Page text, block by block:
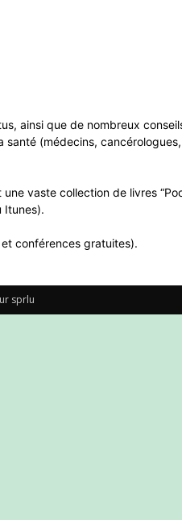
ainsi que de nombreux
santé (médecins,
vaste collection de livres
Itunes).
conférences gratuites).
sprlu